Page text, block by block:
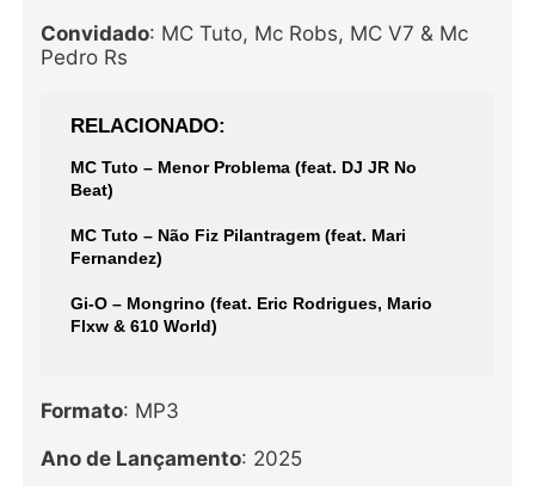
Convidado: MC Tuto, Mc Robs, MC V7 & Mc
Pedro Rs
RELACIONADO
MC Tuto – Menor Problema (feat. DJ JR No
Beat)
MC Tuto – Não Fiz Pilantragem (feat. Mari
Fernandez)
Gi-O – Mongrino (feat. Eric Rodrigues, Mario
Flxw & 610 World)
Formato: MP3
Ano de Lançamento: 2025